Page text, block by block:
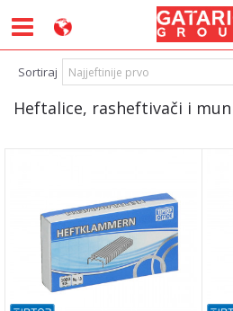
Heftalice, rasheftivači i
Sortiraj